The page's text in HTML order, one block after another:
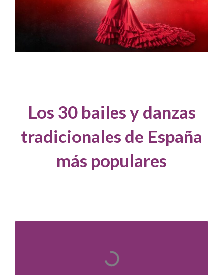
Los 30 bailes y danzas
tradicionales de España
más populares